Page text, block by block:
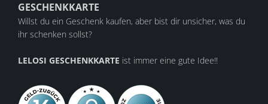
GESCHENKKARTE
Willst du ein Geschenk kaufen, aber bist dir unsicher, was du
ihr schenken sollst?
LELOSI GESCHENKKARTE ist immer eine gute Idee!!